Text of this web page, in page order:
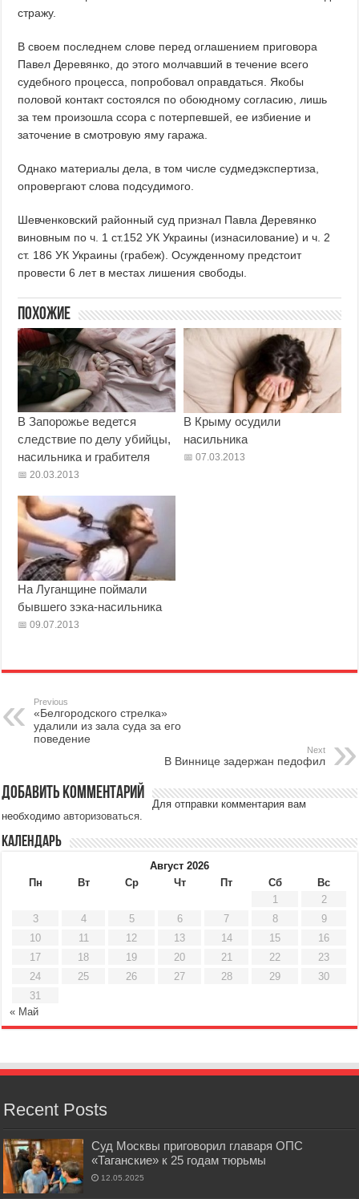
стражу.
В своем последнем слове перед оглашением приговора
Павел Деревянко, до этого молчавший в течение всего
судебного процесса, попробовал оправдаться. Якобы
половой контакт состоялся по обоюдному согласию, лишь
за тем произошла ссора с потерпевшей, ее избиение и
заточение в смотровую яму гаража.
Однако материалы дела, в том числе судмедэкспертиза,
опровергают слова подсудимого.
Шевченковский районный суд признал Павла Деревянко
виновным по ч. 1 ст.152 УК Украины (изнасилование) и ч. 2
ст. 186 УК Украины (грабеж). Осужденному предстоит
провести 6 лет в местах лишения свободы.
Похожие
В Запорожье ведется
следствие по делу убийцы,
насильника и грабителя
20.03.2013
В Крыму осудили
насильника
07.03.2013
На Луганщине поймали
бывшего зэка-насильника
09.07.2013
Previous
«Белгородского стрелка»
удалили из зала суда за его
поведение
Next
В Виннице задержан педофил
Добавить комментарий
Для отправки комментария вам
необходимоавторизоваться.
Календарь
Август 2026
Пн
Вт Ср Чт Пт Сб
Вс
1
2
3
4 5 6 7 8
9
10
11 12 13 14 15
16
17
18 19 20 21 22
23
24
25 26 27 28 29
30
31
« Май
Recent Posts
Суд Москвы приговорил главаря ОПС
«Таганские» к 25 годам тюрьмы
12.05.2025